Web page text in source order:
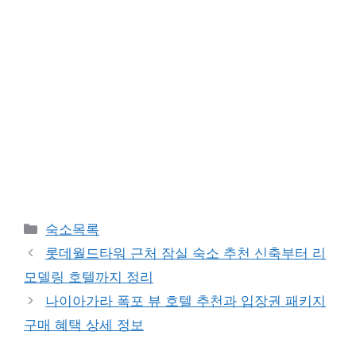
카
테
리
숙소목록
롯데월드타워 근처 잠실 숙소 추천 신축부터 리
모델링 호텔까지 정리
나이아가라 폭포 뷰 호텔 추천과 입장권 패키지
구매 혜택 상세 정보